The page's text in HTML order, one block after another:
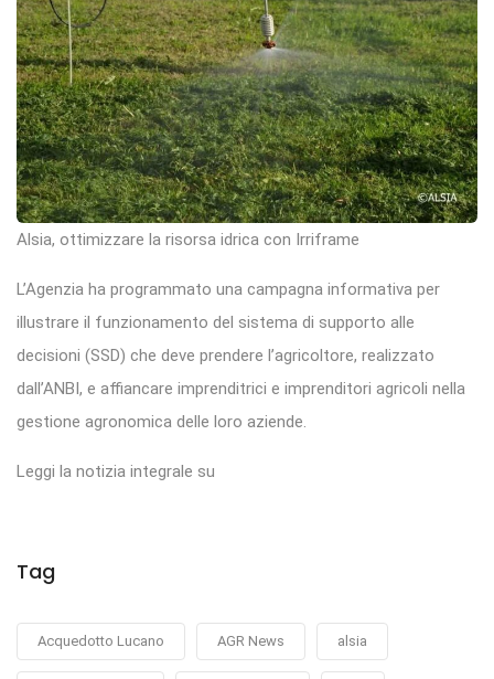
Alsia, ottimizzare la risorsa idrica con Irriframe
L’Agenzia ha programmato una campagna informativa per
illustrare il funzionamento del sistema di supporto alle
decisioni (SSD) che deve prendere l’agricoltore, realizzato
dall’ANBI, e affiancare imprenditrici e imprenditori agricoli nella
gestione agronomica delle loro aziende.
Leggi la notizia integrale su
Tag
Acquedotto Lucano AGR News alsia